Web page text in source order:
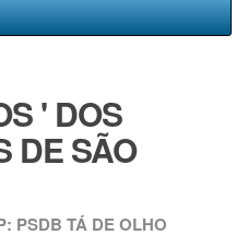
' DOS
DE SÃO
PSDB TÁ DE OLHO